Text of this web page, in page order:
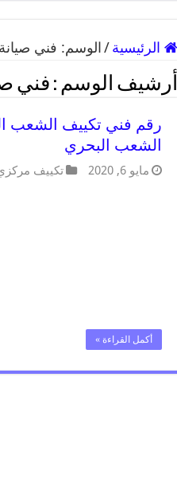
الرئيسية / الوسم: فني
أرشيف الوسم : فني
الشعب البحري
مايو 6, 2020 تكييف
أكمل القراءة »